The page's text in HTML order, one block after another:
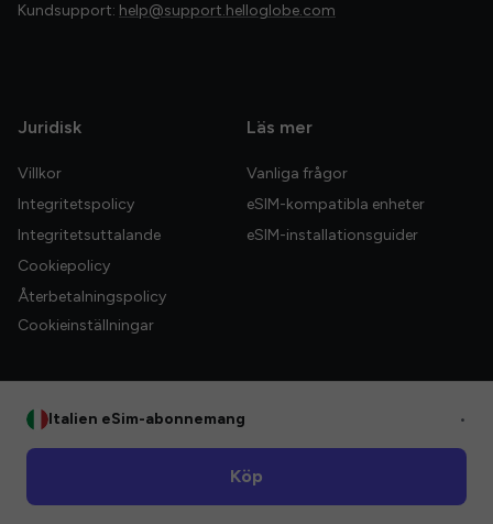
Kundsupport: help@support.helloglobe.com
Juridisk
Villkor
Integritetspolicy
Integritetsuttalande
Cookiepolicy
Återbetalningspolicy
Cookieinställningar
Läs mer
Vanliga frågor
eSIM-kompatibla enheter
eSIM-installationsguider
Italien eSim-abonnemang •
Köp